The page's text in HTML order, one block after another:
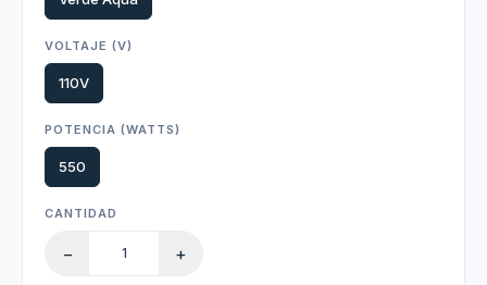
VOLTAJE (V)
110V
POTENCIA (WATTS)
550
CANTIDAD
− +